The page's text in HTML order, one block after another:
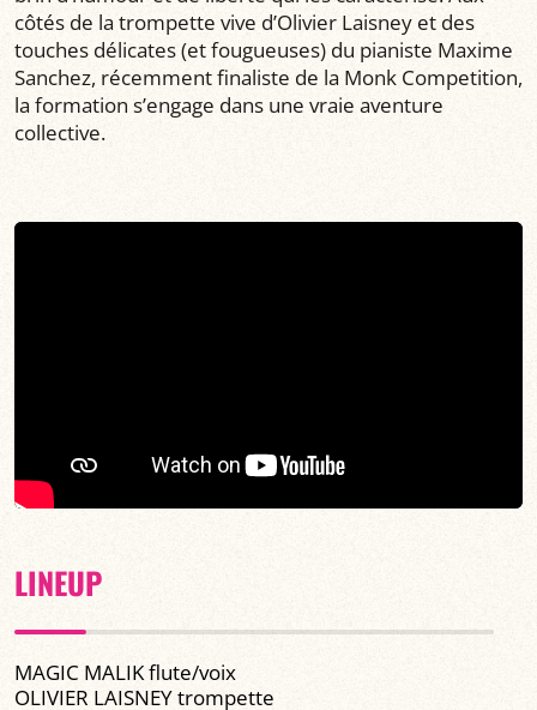
côtés de la trompette vive d’Olivier Laisney et des
touches délicates (et fougueuses) du pianiste Maxime
Sanchez, récemment finaliste de la Monk Competition,
la formation s’engage dans une vraie aventure
collective.
LINEUP
MAGIC MALIK flute/voix
OLIVIER LAISNEY trompette